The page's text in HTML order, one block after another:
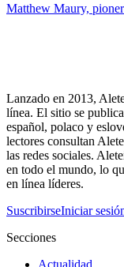
Matthew Maury,
Lanzado en 2013,
línea. El sitio se
español, polaco y
lectores consultan
las redes sociales.
en todo el mundo, lo
en línea líderes.
SuscribirseIniciar
Secciones
Actualidad